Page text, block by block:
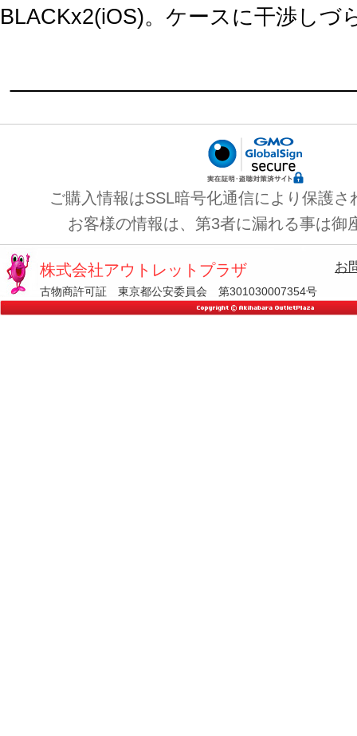
BLACKx2(iOS)。ケースに干渉しづ
ご購入情報はSSL暗号化通信により保護さ
お客様の情報は、第3者に漏れる事は御
株式会社アウトレットプラザ
古物商許可証 東京都公安委員会 第301030007354号
お